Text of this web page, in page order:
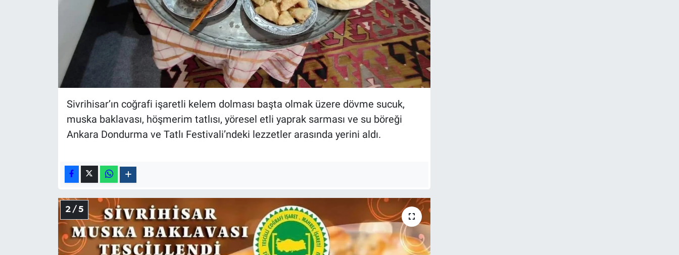
Sivrihisar’ın coğrafi işaretli kelem dolması başta olmak üzere dövme sucuk,
muska baklavası, höşmerim tatlısı, yöresel etli yaprak sarması ve su böreği
Ankara Dondurma ve Tatlı Festivali’ndeki lezzetler arasında yerini aldı.
2 / 5